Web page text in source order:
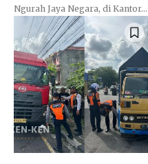
Ngurah Jaya Negara, di Kantor...